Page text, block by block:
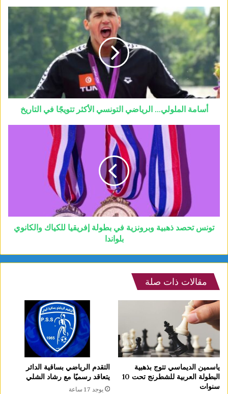
أسامة الملولي… الرياضي التونسي الأكثر تتويجًا في التاريخ
تونس تحصد ذهبية وبرونزية في بطولة إفريقيا للكياك والكانوي
بلواندا
مقالات ذات صلة
ياسمين الديماسي تتوج بذهبية
البطولة العربية للشطرنج تحت 10
سنوات
التقدم الرياضي بساقية الدائر
يتعاقد رسميًا مع رشاد الشلي
يوجد 17 ساعة